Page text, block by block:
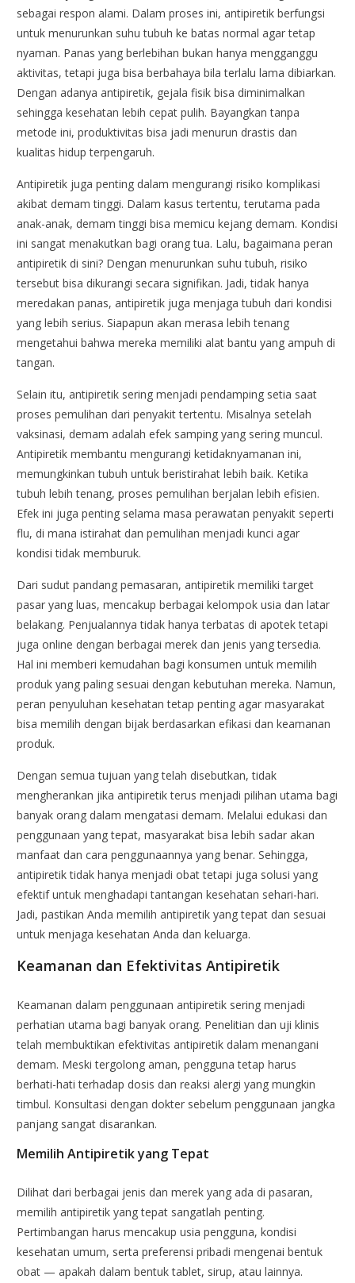
sebagai respon alami. Dalam proses ini, antipiretik berfungsi
untuk menurunkan suhu tubuh ke batas normal agar tetap
nyaman. Panas yang berlebihan bukan hanya mengganggu
aktivitas, tetapi juga bisa berbahaya bila terlalu lama dibiarkan.
Dengan adanya antipiretik, gejala fisik bisa diminimalkan
sehingga kesehatan lebih cepat pulih. Bayangkan tanpa
metode ini, produktivitas bisa jadi menurun drastis dan
kualitas hidup terpengaruh.
Antipiretik juga penting dalam mengurangi risiko komplikasi
akibat demam tinggi. Dalam kasus tertentu, terutama pada
anak-anak, demam tinggi bisa memicu kejang demam. Kondisi
ini sangat menakutkan bagi orang tua. Lalu, bagaimana peran
antipiretik di sini? Dengan menurunkan suhu tubuh, risiko
tersebut bisa dikurangi secara signifikan. Jadi, tidak hanya
meredakan panas, antipiretik juga menjaga tubuh dari kondisi
yang lebih serius. Siapapun akan merasa lebih tenang
mengetahui bahwa mereka memiliki alat bantu yang ampuh di
tangan.
Selain itu, antipiretik sering menjadi pendamping setia saat
proses pemulihan dari penyakit tertentu. Misalnya setelah
vaksinasi, demam adalah efek samping yang sering muncul.
Antipiretik membantu mengurangi ketidaknyamanan ini,
memungkinkan tubuh untuk beristirahat lebih baik. Ketika
tubuh lebih tenang, proses pemulihan berjalan lebih efisien.
Efek ini juga penting selama masa perawatan penyakit seperti
flu, di mana istirahat dan pemulihan menjadi kunci agar
kondisi tidak memburuk.
Dari sudut pandang pemasaran, antipiretik memiliki target
pasar yang luas, mencakup berbagai kelompok usia dan latar
belakang. Penjualannya tidak hanya terbatas di apotek tetapi
juga online dengan berbagai merek dan jenis yang tersedia.
Hal ini memberi kemudahan bagi konsumen untuk memilih
produk yang paling sesuai dengan kebutuhan mereka. Namun,
peran penyuluhan kesehatan tetap penting agar masyarakat
bisa memilih dengan bijak berdasarkan efikasi dan keamanan
produk.
Dengan semua tujuan yang telah disebutkan, tidak
mengherankan jika antipiretik terus menjadi pilihan utama bagi
banyak orang dalam mengatasi demam. Melalui edukasi dan
penggunaan yang tepat, masyarakat bisa lebih sadar akan
manfaat dan cara penggunaannya yang benar. Sehingga,
antipiretik tidak hanya menjadi obat tetapi juga solusi yang
efektif untuk menghadapi tantangan kesehatan sehari-hari.
Jadi, pastikan Anda memilih antipiretik yang tepat dan sesuai
untuk menjaga kesehatan Anda dan keluarga.
Keamanan dan Efektivitas Antipiretik
Keamanan dalam penggunaan antipiretik sering menjadi
perhatian utama bagi banyak orang. Penelitian dan uji klinis
telah membuktikan efektivitas antipiretik dalam menangani
demam. Meski tergolong aman, pengguna tetap harus
berhati-hati terhadap dosis dan reaksi alergi yang mungkin
timbul. Konsultasi dengan dokter sebelum penggunaan jangka
panjang sangat disarankan.
Memilih Antipiretik yang Tepat
Dilihat dari berbagai jenis dan merek yang ada di pasaran,
memilih antipiretik yang tepat sangatlah penting.
Pertimbangan harus mencakup usia pengguna, kondisi
kesehatan umum, serta preferensi pribadi mengenai bentuk
obat — apakah dalam bentuk tablet, sirup, atau lainnya.